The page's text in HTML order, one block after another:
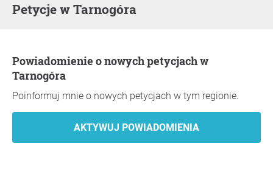
Petycje w Tarnogóra
Powiadomienie o nowych petycjach w
Tarnogóra
Poinformuj mnie o nowych petycjach w tym regionie.